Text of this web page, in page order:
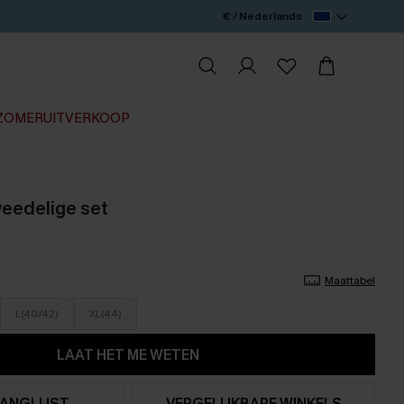
€ / Nederlands
set
Maattabel
L(40/42) XL(44)
LAAT HET ME WETEN